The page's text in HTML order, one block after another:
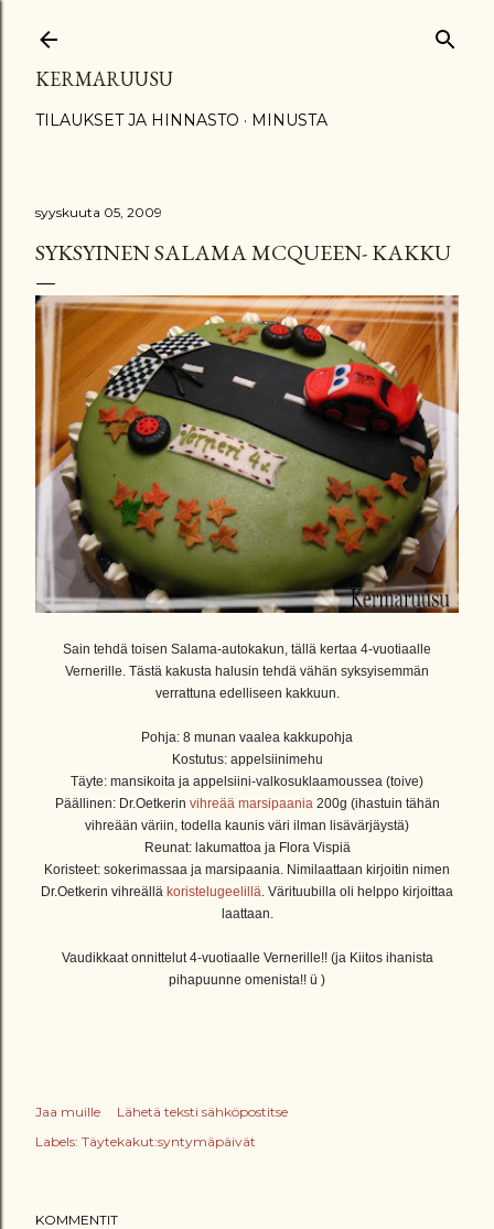
KERMARUUSU
TILAUKSET JA HINNASTO MINUSTA
syyskuuta 05, 2009
SYKSYINEN SALAMA MCQUEEN- KAKKU
Sain tehdä toisen Salama-autokakun, tällä kertaa 4-vuotiaalle
Vernerille. Tästä kakusta halusin tehdä vähän syksyisemmän
verrattuna edelliseen kakkuun.
Pohja: 8 munan vaalea kakkupohja
Kostutus: appelsiinimehu
Täyte: mansikoita ja appelsiini-valkosuklaamoussea (toive)
Päällinen: Dr.Oetkerin vihreää marsipaania200g (ihastuin tähän
vihreään väriin, todella kaunis väri ilman lisävärjäystä)
Reunat: lakumattoa ja Flora Vispiä
Koristeet: sokerimassaa ja marsipaania. Nimilaattaan kirjoitin nimen
Dr.Oetkerin vihreällä koristelugeelillä. Värituubilla oli helppo kirjoittaa
laattaan.
Vaudikkaat onnittelut 4-vuotiaalle Vernerille!! (ja Kiitos ihanista
pihapuunne omenista!! ü )
Jaa muille
Lähetä teksti sähköpostitse
Labels: Täytekakut:syntymäpäivät
KOMMENTIT